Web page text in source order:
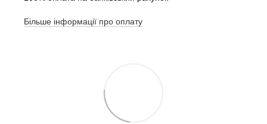
Більше інформації про оплату